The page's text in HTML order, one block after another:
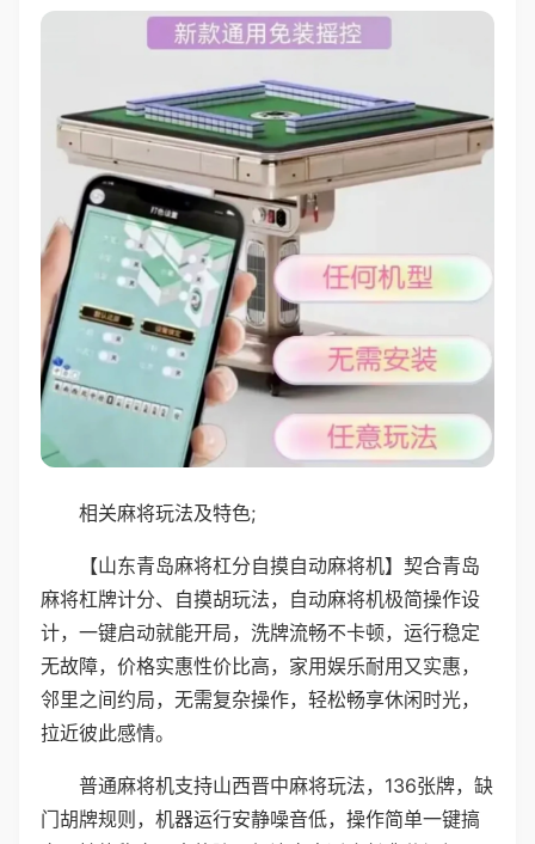
相关麻将玩法及特色;
【山东青岛麻将杠分自摸自动麻将机】契合青岛
麻将杠牌计分、自摸胡玩法，自动麻将机极简操作设
计，一键启动就能开局，洗牌流畅不卡顿，运行稳定
无故障，价格实惠性价比高，家用娱乐耐用又实惠，
邻里之间约局，无需复杂操作，轻松畅享休闲时光，
拉近彼此感情。
普通麻将机支持山西晋中麻将玩法，136张牌，缺
门胡牌规则，机器运行安静噪音低，操作简单一键搞